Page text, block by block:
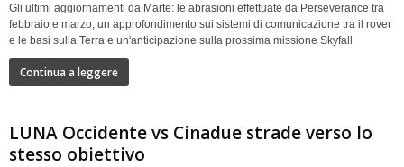
Gli ultimi aggiornamenti da Marte: le abrasioni effettuate da Perseverance tra
febbraio e marzo, un approfondimento sui sistemi di comunicazione tra il rover
e le basi sulla Terra e un'anticipazione sulla prossima missione Skyfall
Continua a leggere
LUNA Occidente vs Cinadue strade verso lo
stesso obiettivo